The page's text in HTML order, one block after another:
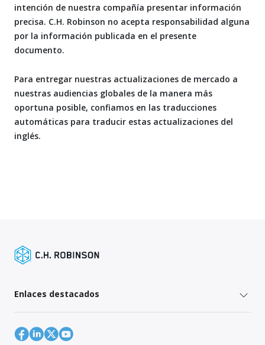
intención de nuestra compañía presentar información
precisa. C.H. Robinson no acepta responsabilidad alguna
por la información publicada en el presente
documento.
Para entregar nuestras actualizaciones de mercado a
nuestras audiencias globales de la manera más
oportuna posible, confiamos en las traducciones
automáticas para traducir estas actualizaciones del
inglés.
Enlaces destacados